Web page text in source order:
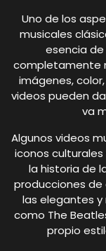
Uno de los
musicales
esencia de
completamente
imágenes,
videos pueden
va
Algunos videos
iconos
la historia de
producciones
las elegantes
como The
propio